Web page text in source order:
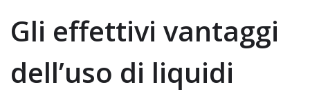
Gli effettivi vantaggi
dell’uso di liquidi